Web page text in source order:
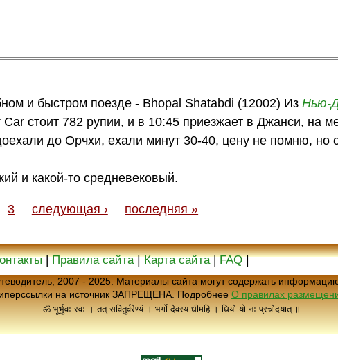
и быстром поезде - Bhopal Shatabdi (12002) ИзНью-
Car стоит 782 рупии, и в 10:45 приезжает в Джанси, на
до Орчхи, ехали минут 30-40, цену не помню, но
и какой-то средневековый.
3 следующая › последняя »
|Правила сайта|Карта сайта|FAQ|
2007 - 2025. Материалы сайта могут содержать
на источник ЗАПРЕЩЕНА. Подробнее О правилах
ॐ भूर्भुवः स्वः । तत् सवितुर्वरेण्यं । भर्गो देवस्य धीमहि । धियो यो नः प्रचोदयात् ॥